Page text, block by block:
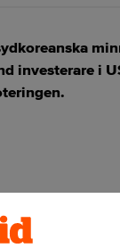
investerare i